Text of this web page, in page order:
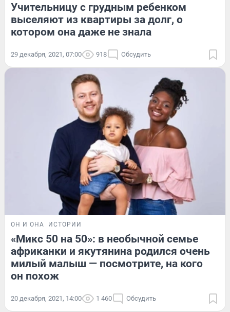
Учительницу с грудным ребенком
выселяют из квартиры за долг, о
котором она даже не знала
29 декабря, 2021, 07:00 918 Обсудить
ОН И ОНА ИСТОРИИ
«Микс 50 на 50»: в необычной семье
африканки и якутянина родился очень
милый малыш — посмотрите, на кого
он похож
20 декабря, 2021, 14:00 1 460 Обсудить